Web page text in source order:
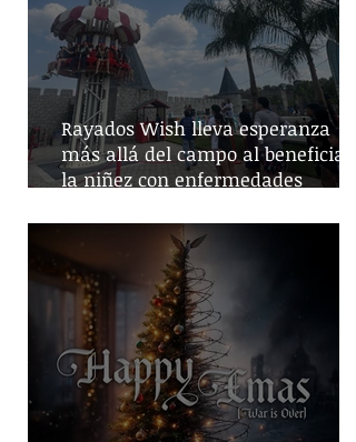
Rayados Wish lleva esperanza
más allá del campo al beneficiar a
la niñez con enfermedades